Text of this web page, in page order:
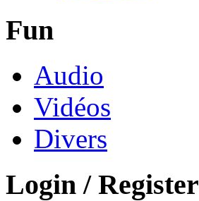
Fun
Audio
Vidéos
Divers
Login / Register